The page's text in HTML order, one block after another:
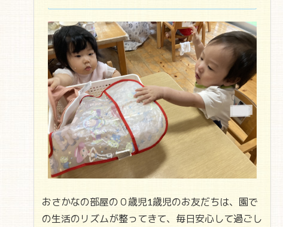
おさかなの部屋の０歳児1歳児のお友だちは、園で
の生活のリズムが整ってきて、毎日安心して過ごし